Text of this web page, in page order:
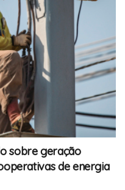
sobre geração
de energia